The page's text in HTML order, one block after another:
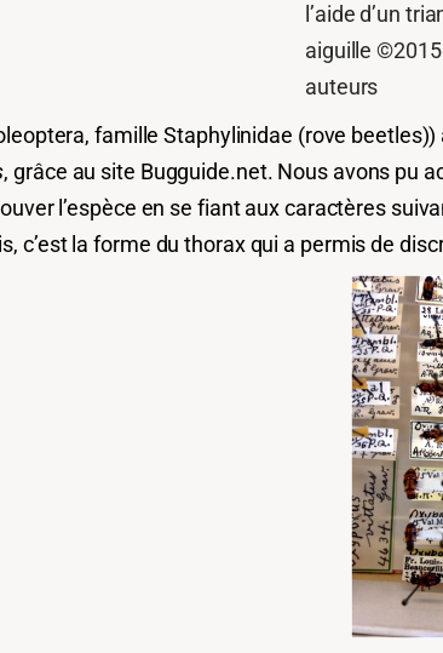
l’aide d’un
aiguille ©2015
auteurs
famille Staphylinidae (rove
, grâce au site Bugguide.net. Nous avons pu
l’espèce en se fiant aux caractères
c’est la forme du thorax qui a permis de